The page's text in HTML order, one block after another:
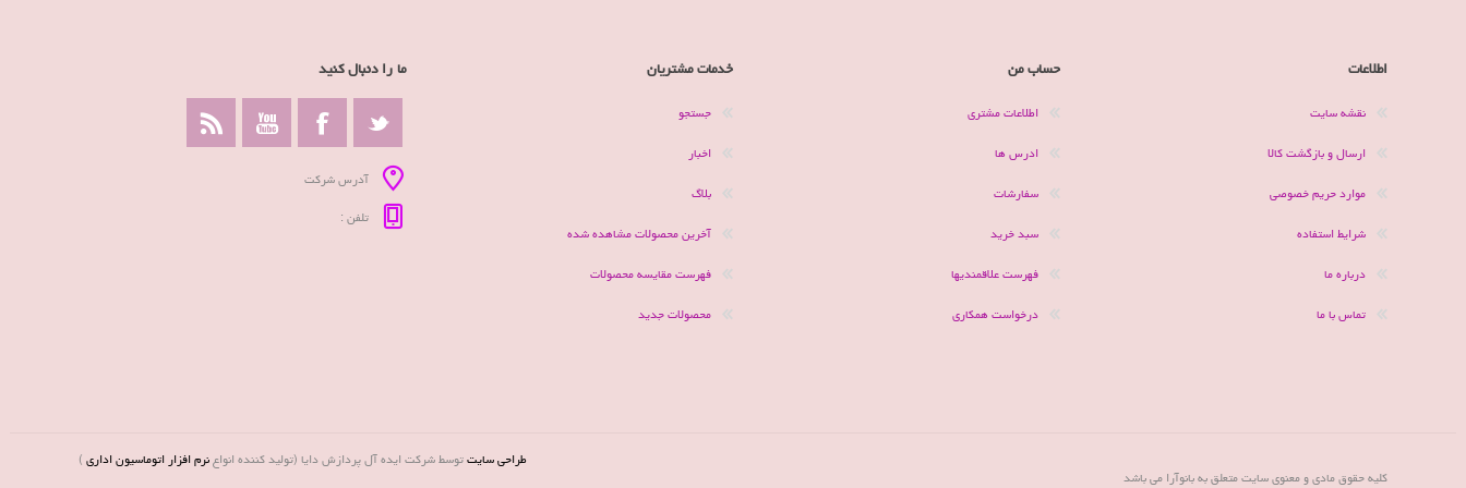
اطلاعات
نقشه سایت
ارسال و بازگشت کالا
موارد حریم خصوصی
شرایط استفاده
درباره ما
تماس با ما
حساب من
اطلاعات مشتری
ادرس ها
سفارشات
سبد خرید
فهرست علاقمندیها
درخواست همکاری
خدمات مشتریان
جستجو
اخبار
بلاگ
آخرین محصولات مشاهده شده
فهرست مقایسه محصولات
محصولات جدید
ما را دنبال کنید
آدرس شرکت
تلفن :
کلیه حقوق مادی و معنوی سایت متعلق به بانوآرا می باشد
طراحی سایتتوسط شرکت ایده آل پردازش دایا (تولید کننده انواعنرم افزار اتوماسیون اداری)